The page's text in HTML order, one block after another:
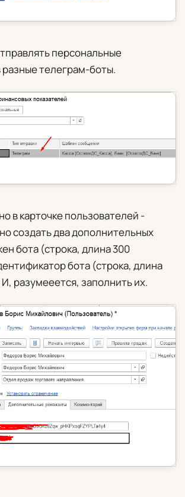
персональные
телеграм-боты.
в карточке пользователей -
создать два дополнительных
бота (строка, длина 300
бота (строка, длина
разумееется, заполнить их.